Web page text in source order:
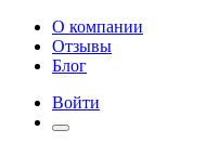
О компании
Отзывы
Блог
Войти